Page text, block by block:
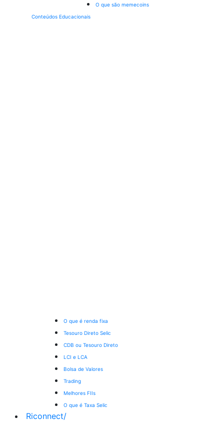
O que são memecoins
Conteúdos Educacionais
O que é renda fixa
Tesouro Direto Selic
CDB ou Tesouro Direto
LCI e LCA
Bolsa de Valores
Trading
Melhores FIIs
O que é Taxa Selic
Riconnect/